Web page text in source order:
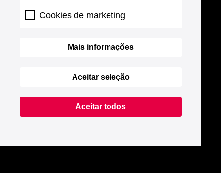
Cookies de marketing
Mais informações
Aceitar seleção
Aceitar todos